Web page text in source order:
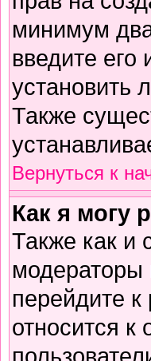
минимум
введите
установить
Также
Вернуться к
Как я могу
Также как и
модераторы
перейдите
относится к